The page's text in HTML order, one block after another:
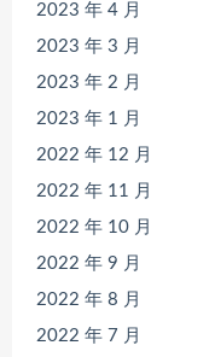
2023 年 4 月
2023 年 3 月
2023 年 2 月
2023 年 1 月
2022 年 12 月
2022 年 11 月
2022 年 10 月
2022 年 9 月
2022 年 8 月
2022 年 7 月